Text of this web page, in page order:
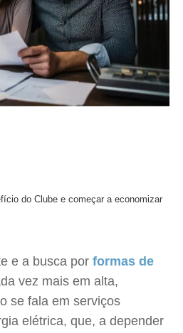
do Clube e começar a economizar
e a busca porformas de
vez mais em alta,
se fala em serviços
elétrica, que, a depender